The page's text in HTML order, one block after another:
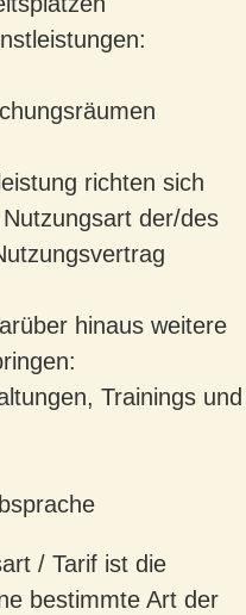
richten sich
der/des
hinaus weitere
Trainings und
/ Tarif ist die
bestimmte Art der